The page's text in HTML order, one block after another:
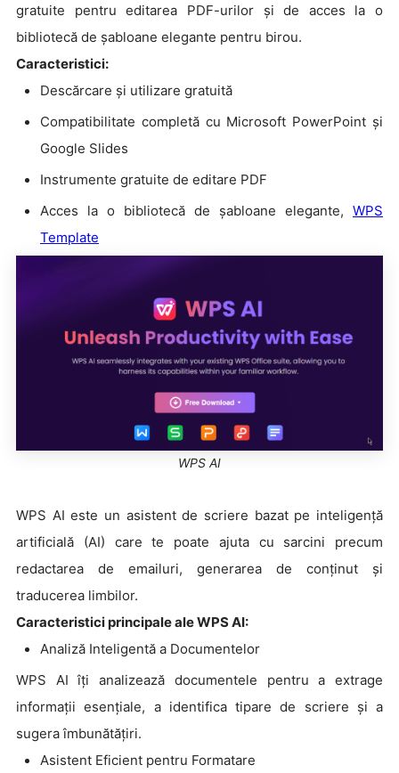
gratuite pentru editarea PDF-urilor și de acces la o
bibliotecă de șabloane elegante pentru birou.
Caracteristici:
Descărcare și utilizare gratuită
Compatibilitate completă cu Microsoft PowerPoint și
Google Slides
Instrumente gratuite de editare PDF
Acces la o bibliotecă de șabloane elegante, WPS
Template
WPS AI
WPS AI este un asistent de scriere bazat pe inteligență
artificială (AI) care te poate ajuta cu sarcini precum
redactarea de emailuri, generarea de conținut și
traducerea limbilor.
Caracteristici principale ale WPS AI:
Analiză Inteligentă a Documentelor
WPS AI îți analizează documentele pentru a extrage
informații esențiale, a identifica tipare de scriere și a
sugera îmbunătățiri.
Asistent Eficient pentru Formatare